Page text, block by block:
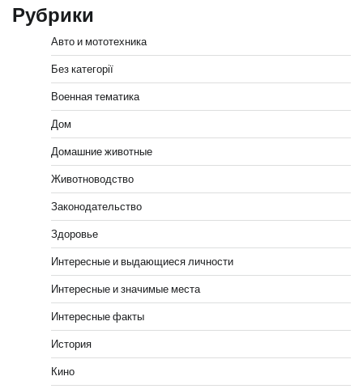
Рубрики
Авто и мототехника
Без категорії
Военная тематика
Дом
Домашние животные
Животноводство
Законодательство
Здоровье
Интересные и выдающиеся личности
Интересные и значимые места
Интересные факты
История
Кино